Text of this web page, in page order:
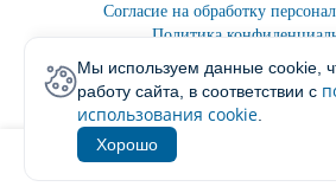
1
Согласие на обработку
Политика
Политика обработки
Пользовательским
2026 © Ювелирторг
Мы используем данные cookie,
работу сайта, в соответствии с
использования cookie
Хорошо